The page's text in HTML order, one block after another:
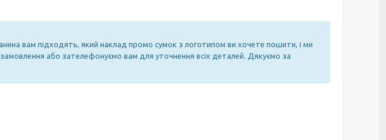
вам підходять, який наклад промо сумок з логотипом ви хочете пошити, і ми
або зателефонуємо вам для уточнення всіх деталей. Дякуємо за